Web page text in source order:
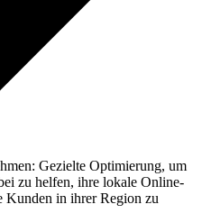
Gezielte Optimierung, um
zu helfen, ihre lokale Online-
Kunden in ihrer Region zu